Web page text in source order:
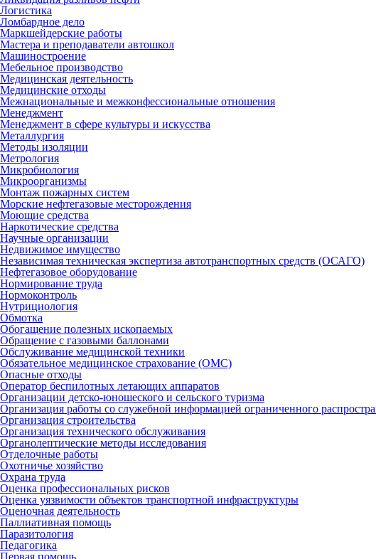
Логистика
Ломбардное дело
Маркшейдерские работы
Мастера и преподаватели автошкол
Машиностроение
Мебельное производство
Медицинская деятельность
Медицинские отходы
Межнациональные и межконфессиональные отношения
Менеджмент
Менеджмент в сфере культуры и искусства
Металлургия
Методы изоляции
Метрология
Микробиология
Микроорганизмы
Монтаж пожарных систем
Морские нефтегазовые месторождения
Моющие средства
Наркотические средства
Научные организации
Недвижимое имущество
Независимая техническая экспертиза автотранспортных средств (ОСАГО)
Нефтегазовое оборудование
Нормирование труда
Нормоконтроль
Нутрициология
Обмотка
Обогащение полезных ископаемых
Обращение с газовыми баллонами
Обслуживание медицинской техники
Обязательное медицинское страхование (ОМС)
Опасные отходы
Оператор беспилотных летающих аппаратов
Организации детско-юношеского и сельского туризма
Организация работы со служебной информацией ограниченного
Организация строительства
Организация технического обслуживания
Органолептические методы исследования
Отделочные работы
Охотничье хозяйство
Охрана труда
Оценка профессиональных рисков
Оценка уязвимости объектов транспортной инфраструктуры
Оценочная деятельность
Паллиативная помощь
Паразитология
Педагогика
Первая помощь